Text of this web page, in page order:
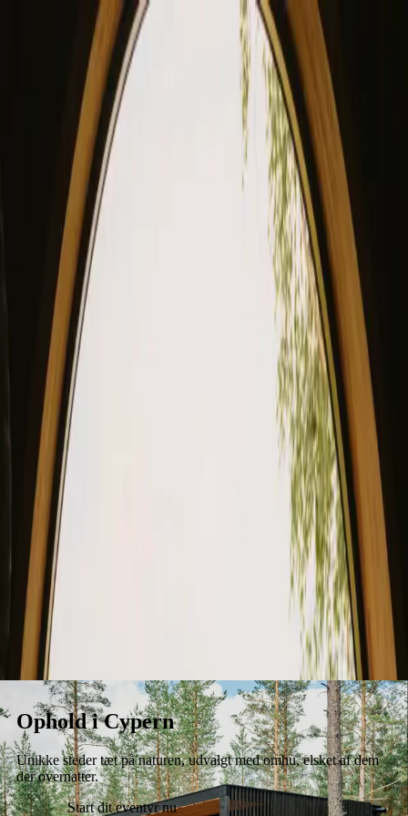
View our site in English? Click here
OpholdGavekort
Ophold i Cypern
Unikke steder tæt på naturen, udvalgt med omhu, elsket af dem
der overnatter.
Start dit eventyr nu